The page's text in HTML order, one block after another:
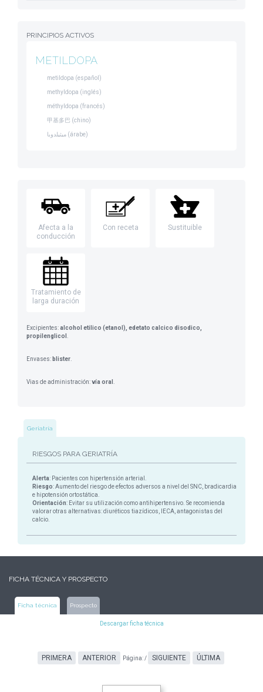
PRINCIPIOS ACTIVOS
METILDOPA
metildopa (español)
methyldopa (inglés)
méthyldopa (francés)
甲基多巴 (chino)
ميثيلدوبا (árabe)
Afecta a la
conducción
Con receta Sustituible
Tratamiento de
larga duración
Excipientes:alcohol etilico (etanol), edetato calcico disodico,
propilenglicol
Envases: blister
Vias de administración:vía oral
Geriatría
RIESGOS PARA GERIATRÍA
Alerta: Pacientes con hipertensión arterial.
Riesgo: Aumento del riesgo de efectos adversos a nivel del SNC, bradicardia
e hipotensión ortostática.
Orientación: Evitar su utilización como antihipertensivo. Se recomienda
valorar otras alternativas: diuréticos tiazídicos, IECA, antagonistas del
calcio.
FICHA TÉCNICA Y PROSPECTO
Ficha técnica Prospecto
Descargar ficha técnica
PRIMERA ANTERIOR Página:/ SIGUIENTE ÚLTIMA